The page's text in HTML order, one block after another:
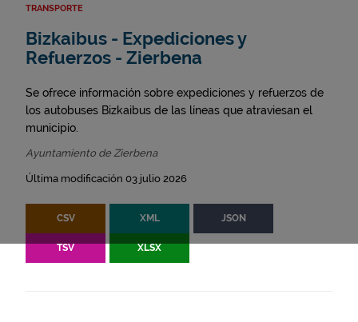
TRANSPORTE
Bizkaibus - Expediciones y
Refuerzos - Zierbena
Se ofrece información sobre expediciones y refuerzos de
los autobuses Bizkaibus de las líneas que atraviesan el
municipio.
Ayuntamiento de Zierbena
Última modificación 03 julio 2026
CSV XML JSON
TSV XLSX